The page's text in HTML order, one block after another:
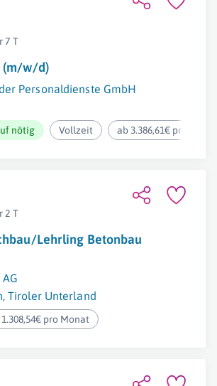
7 T
(m/w/d)
Personaldienste GmbH
nötig Vollzeit ab 3.386,61€ pro
2 T
Lehrling Betonbau
AG
,Tiroler Unterland
pro Monat